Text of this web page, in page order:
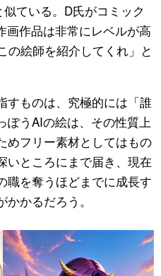
ている。D氏がコミック
画作品は非常にレベルが高
の絵師を紹介してくれ」と
すものは、究極的には「誰
ぽうAIの絵は、その性質上
めフリー素材としてはもの
いところにまで届き、現在
職を奪うほどまでに成長す
かるだろう。